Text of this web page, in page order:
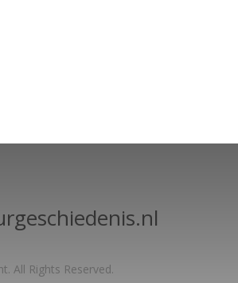
All Rights Reserved.